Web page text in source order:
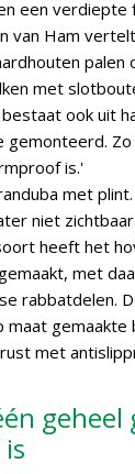
een verdiepte
van Ham
palen
met
ook uit
is.'
met
niet
heeft het
met
rabbatdelen.
gemaakte
met
geheel